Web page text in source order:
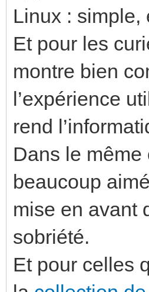
Linux : simple,
Et pour les
montre bien
l’expérience
rend
Dans le même
beaucoup aimé
mise en avant
sobriété.
Et pour celles